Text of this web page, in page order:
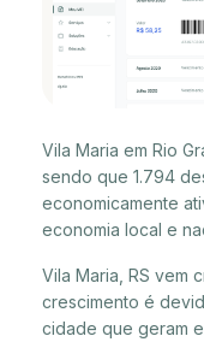
Vila Maria em Rio
sendo que 1.794
economicamente
economia local e
Vila Maria, RS vem
crescimento é
cidade que geram